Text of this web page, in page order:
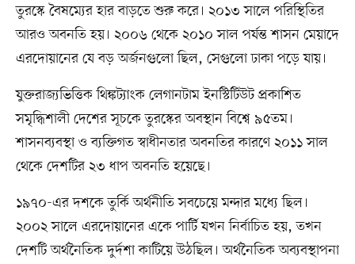
তুরস্কে বৈষম্যের হার বাড়তে শুরু করে। ২০১৩ সালে পরিস্থিতির
আরও অবনতি হয়। ২০০৬ থেকে ২০১০ সাল পর্যন্ত শাসন মেয়াদে
এরদোয়ানের যে বড় অর্জনগুলো ছিল, সেগুলো ঢাকা পড়ে যায়।
যুক্তরাজ্যভিত্তিক থিঙ্কট্যাংক লেগানটাম ইনস্টিটিউট প্রকাশিত
সমৃদ্ধিশালী দেশের সূচকে তুরস্কের অবস্থান বিশ্বে ৯৫তম।
শাসনব্যবস্থা ও ব্যক্তিগত স্বাধীনতার অবনতির কারণে ২০১১ সাল
থেকে দেশটির ২৩ ধাপ অবনতি হয়েছে।
১৯৭০-এর দশকে তুর্কি অর্থনীতি সবচেয়ে মন্দার মধ্যে ছিল।
২০০২ সালে এরদোয়ানের একে পার্টি যখন নির্বাচিত হয়, তখন
দেশটি অর্থনৈতিক দুর্দশা কাটিয়ে উঠছিল। অর্থনৈতিক অব্যবস্থাপনা